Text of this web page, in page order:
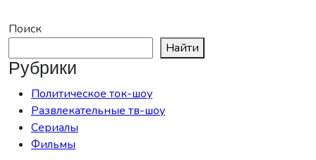
Поиск
Найти
Рубрики
Политическое ток-шоу
Развлекательные тв-шоу
Сериалы
Фильмы